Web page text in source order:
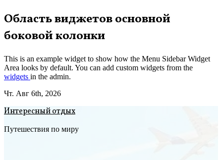
Перейти
к
содержимому
Область виджетов основной
боковой колонки
This is an example widget to show how the Menu Sidebar Widget
Area looks by default. You can add custom widgets from the
widgets in the admin.
Чт. Авг 6th, 2026
Интересный отдых
Путешествия по миру